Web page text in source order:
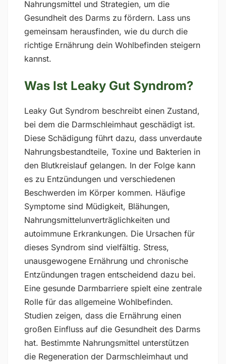
Nahrungsmittel und Strategien, um die
Gesundheit des Darms zu fördern. Lass uns
gemeinsam herausfinden, wie du durch die
richtige Ernährung dein Wohlbefinden steigern
kannst.
Was Ist Leaky Gut Syndrom?
Leaky Gut Syndrom beschreibt einen Zustand,
bei dem die Darmschleimhaut geschädigt ist.
Diese Schädigung führt dazu, dass unverdaute
Nahrungsbestandteile, Toxine und Bakterien in
den Blutkreislauf gelangen. In der Folge kann
es zu Entzündungen und verschiedenen
Beschwerden im Körper kommen. Häufige
Symptome sind Müdigkeit, Blähungen,
Nahrungsmittelunverträglichkeiten und
autoimmune Erkrankungen. Die Ursachen für
dieses Syndrom sind vielfältig. Stress,
unausgewogene Ernährung und chronische
Entzündungen tragen entscheidend dazu bei.
Eine gesunde Darmbarriere spielt eine zentrale
Rolle für das allgemeine Wohlbefinden.
Studien zeigen, dass die Ernährung einen
großen Einfluss auf die Gesundheit des Darms
hat. Bestimmte Nahrungsmittel unterstützen
die Regeneration der Darmschleimhaut und